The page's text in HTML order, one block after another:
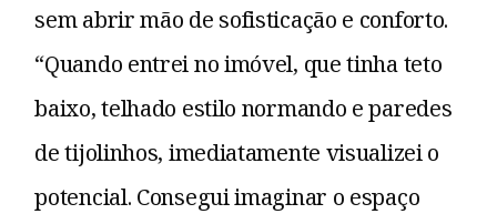
sem abrir mão de sofisticação e conforto.
“Quando entrei no imóvel, que tinha teto
baixo, telhado estilo normando e paredes
de tijolinhos, imediatamente visualizei o
potencial. Consegui imaginar o espaço